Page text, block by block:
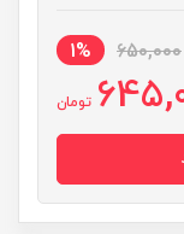
650,000
1%
تومان